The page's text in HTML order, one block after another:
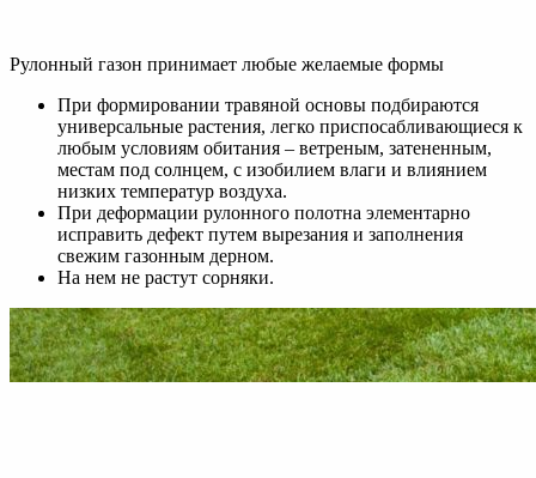
Рулонный газон принимает любые желаемые формы
При формировании травяной основы подбираются
универсальные растения, легко приспосабливающиеся к
любым условиям обитания – ветреным, затененным,
местам под солнцем, с изобилием влаги и влиянием
низких температур воздуха.
При деформации рулонного полотна элементарно
исправить дефект путем вырезания и заполнения
свежим газонным дерном.
На нем не растут сорняки.